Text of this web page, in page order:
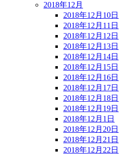
2018年12月
2018年12月10日
2018年12月11日
2018年12月12日
2018年12月13日
2018年12月14日
2018年12月15日
2018年12月16日
2018年12月17日
2018年12月18日
2018年12月19日
2018年12月1日
2018年12月20日
2018年12月21日
2018年12月22日